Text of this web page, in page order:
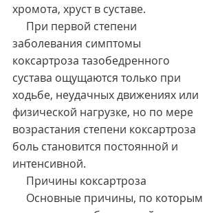
хромота, хруст в суставе.
заболевания симптомы
коксартроза тазобедренного
сустава ощущаются только при
ходьбе, неудачных движениях или
физической нагрузке, но по мере
возрастания степени коксартроза
боль становится постоянной и
интенсивной.
     Причины коксартроза